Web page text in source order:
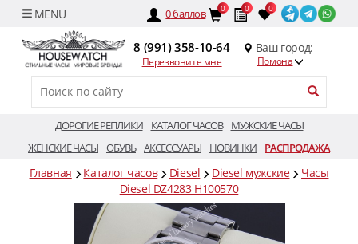
0баллов 0 0 0
8 (991) 358-10-64
Перезвоните мне
Ваш город:
Помона
ДОРОГИЕ РЕПЛИКИ КАТАЛОГ ЧАСОВ
МУЖСКИЕ ЧАСЫ
ЖЕНСКИЕ ЧАСЫ ОБУВЬ АКСЕССУАРЫ НОВИНКИ РАСПРОДАЖА
Главная Каталог часов Diesel Diesel мужские
Часы
Diesel DZ4283 H100570